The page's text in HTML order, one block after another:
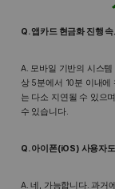
Q. 앱카드 현금화 진행
A. 모바일 기반의 시스
상 5분에서 10분 이내에
는 다소 지연될 수 있으
수 있습니다.
Q. 아이폰(iOS) 사용자
A. 네, 가능합니다. 과거